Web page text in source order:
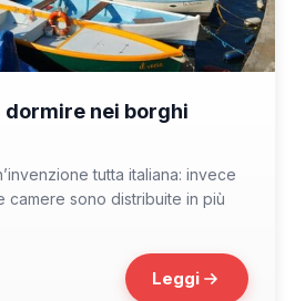
nei borghi
tutta italiana: invece
camere sono distribuite in più
Leggi